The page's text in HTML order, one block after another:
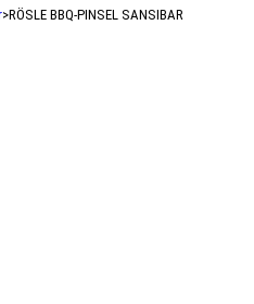
>RÖSLE BBQ-PINSEL SANSIBAR